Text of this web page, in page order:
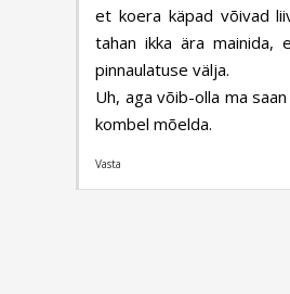
et koera käpad võivad
tahan ikka ära mainida,
pinnaulatuse välja.
Uh, aga võib-olla ma
kombel mõelda.
Vasta